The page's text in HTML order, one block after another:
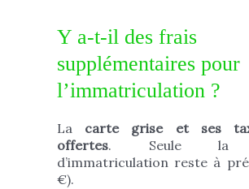
Y a-t-il des frais
supplémentaires pour
l’immatriculation ?
La carte grise et ses
offertes. Seule la
d’immatriculation reste à
€).